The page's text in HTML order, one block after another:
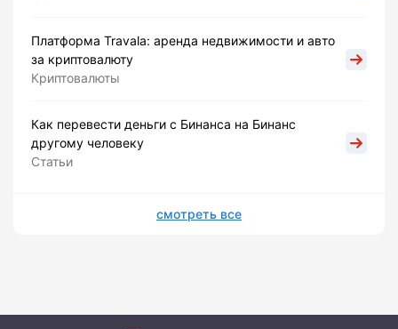
Платформа Travala: аренда недвижимости и авто
за криптовалюту
Криптовалюты
Как перевести деньги с Бинанса на Бинанс
другому человеку
Статьи
смотреть все